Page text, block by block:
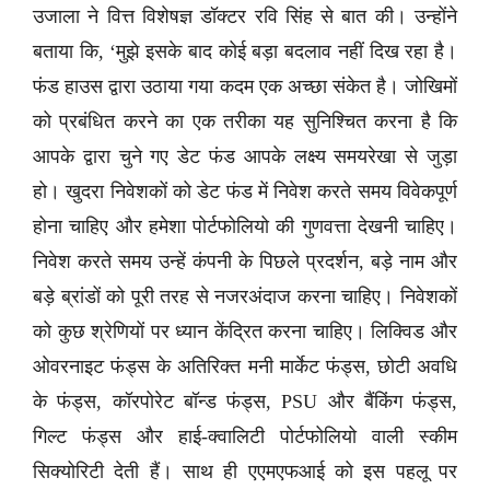
उजाला ने वित्त विशेषज्ञ डॉक्टर रवि सिंह से बात की। उन्होंने
बताया कि, ‘मुझे इसके बाद कोई बड़ा बदलाव नहीं दिख रहा है।
फंड हाउस द्वारा उठाया गया कदम एक अच्छा संकेत है। जोखिमों
को प्रबंधित करने का एक तरीका यह सुनिश्चित करना है कि
आपके द्वारा चुने गए डेट फंड आपके लक्ष्य समयरेखा से जुड़ा
हो। खुदरा निवेशकों को डेट फंड में निवेश करते समय विवेकपूर्ण
होना चाहिए और हमेशा पोर्टफोलियो की गुणवत्ता देखनी चाहिए।
निवेश करते समय उन्हें कंपनी के पिछले प्रदर्शन, बड़े नाम और
बड़े ब्रांडों को पूरी तरह से नजरअंदाज करना चाहिए। निवेशकों
को कुछ श्रेणियों पर ध्यान केंद्रित करना चाहिए। लिक्विड और
ओवरनाइट फंड्स के अतिरिक्त मनी मार्केट फंड्स, छोटी अवधि
के फंड्स, कॉरपोरेट बॉन्ड फंड्स, PSU और बैंकिंग फंड्स,
गिल्ट फंड्स और हाई-क्वालिटी पोर्टफोलियो वाली स्कीम
सिक्योरिटी देती हैं। साथ ही एएमएफआई को इस पहलू पर